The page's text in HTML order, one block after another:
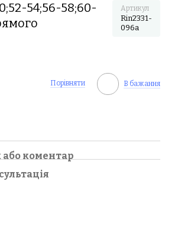
54;56-58;60-
Артикул
Rin2331-
096a
Порівняти В бажання
або коментар